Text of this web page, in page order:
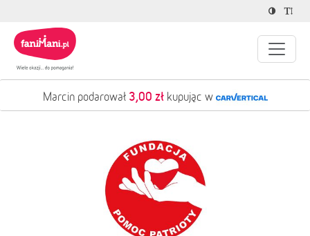
Marcin podarował 3,00 złkupując w